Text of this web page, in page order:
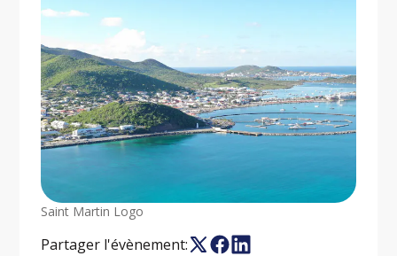
Saint Martin Logo
Partager l'évènement: